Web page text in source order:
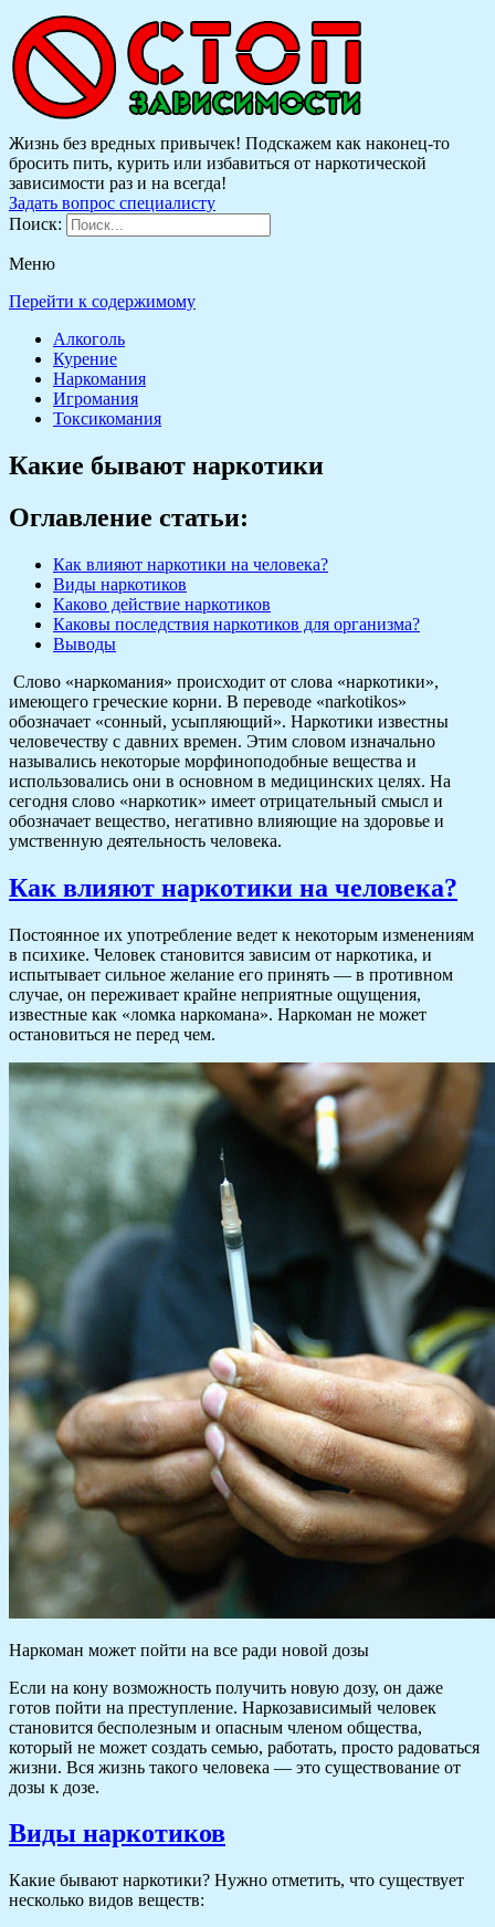
Жизнь без вредных привычек! Подскажем как наконец-то
бросить пить, курить или избавиться от наркотической
зависимости раз и на всегда!
Задать вопрос специалисту
Поиск:
Меню
Перейти к содержимому
Алкоголь
Курение
Наркомания
Игромания
Токсикомания
Какие бывают наркотики
Оглавление статьи:
Как влияют наркотики на человека?
Виды наркотиков
Каково действие наркотиков
Каковы последствия наркотиков для организма?
Выводы
Слово «наркомания» происходит от слова «наркотики»,
имеющего греческие корни. В переводе «narkotikos»
обозначает «сонный, усыпляющий». Наркотики известны
человечеству с давних времен. Этим словом изначально
назывались некоторые морфиноподобные вещества и
использовались они в основном в медицинских целях. На
сегодня слово «наркотик» имеет отрицательный смысл и
обозначает вещество, негативно влияющие на здоровье и
умственную деятельность человека.
Как влияют наркотики на человека?
Постоянное их употребление ведет к некоторым изменениям
в психике. Человек становится зависим от наркотика, и
испытывает сильное желание его принять — в противном
случае, он переживает крайне неприятные ощущения,
известные как «ломка наркомана». Наркоман не может
остановиться не перед чем.
Наркоман может пойти на все ради новой дозы
Если на кону возможность получить новую дозу, он даже
готов пойти на преступление. Наркозависимый человек
становится бесполезным и опасным членом общества,
который не может создать семью, работать, просто радоваться
жизни. Вся жизнь такого человека — это существование от
дозы к дозе.
Виды наркотиков
Какие бывают наркотики? Нужно отметить, что существует
несколько видов веществ: